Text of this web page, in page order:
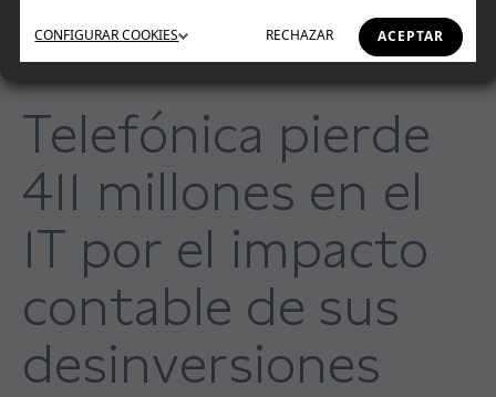
ACEPTAR
RECHAZAR
CONFIGURARCOOKIES
Telefónica pierde
411 millones en el
1T por el impacto
contable de sus
desinversiones